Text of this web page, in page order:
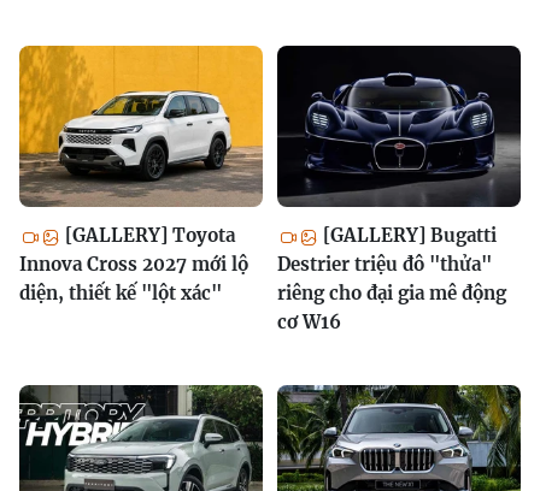
[GALLERY] Toyota
Innova Cross 2027 mới lộ
diện, thiết kế "lột xác"
[GALLERY] Bugatti
Destrier triệu đô "thửa"
riêng cho đại gia mê động
cơ W16